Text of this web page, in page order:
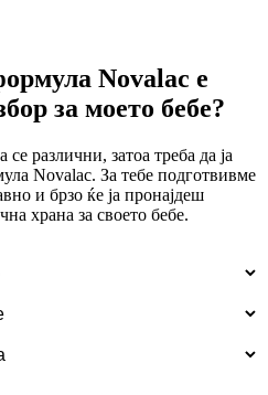
Novalac е
за моето бебе?
различни, затоа треба да ја
Novalac. За тебе подготвивме
и брзо ќе ја пронајдеш
храна за своето бебе.